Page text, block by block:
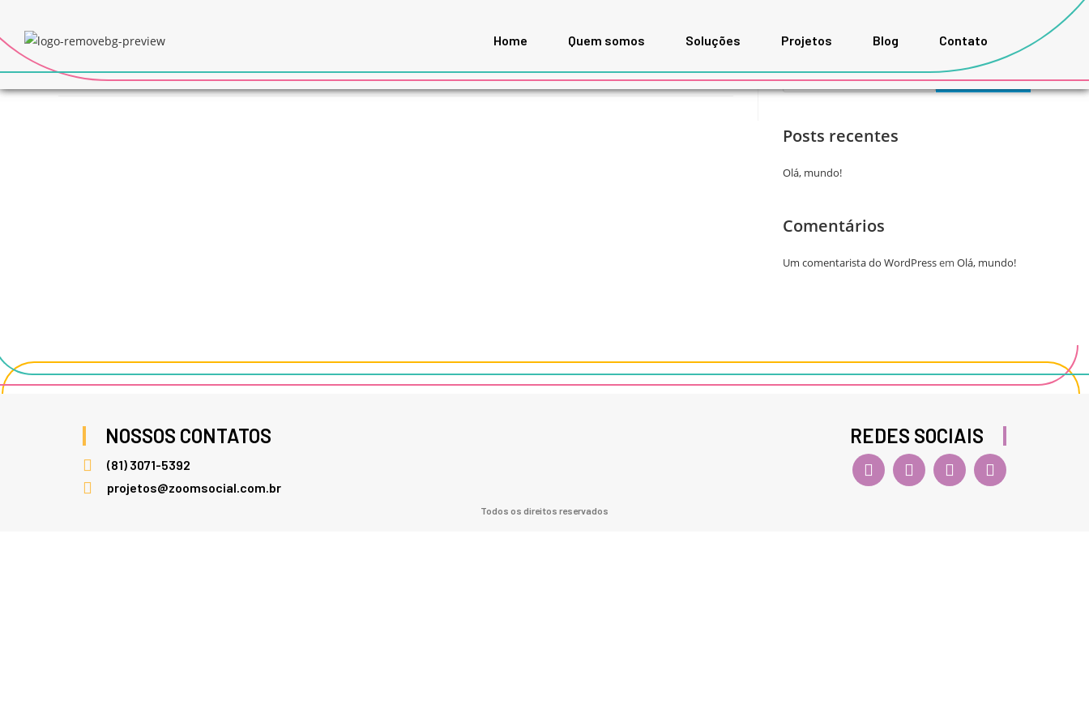
Home Quem somos Soluções Projetos Blog Contato
CONECTANDO CUIDADORES E PACIENTES Pesquisar
PESQUISAR
Posts recentes
Olá, mundo!
Comentários
Um comentarista do WordPressem Olá, mundo!
NOSSOS CONTATOS
(81) 3071-5392
projetos@zoomsocial.com.br
Todos os direitos reservados
REDES SOCIAIS